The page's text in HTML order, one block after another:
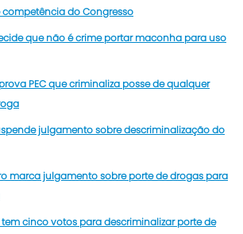
do Congresso
que não é crime portar maconha para uso
PEC que criminaliza posse de qualquer
julgamento sobre descriminalização do
marca julgamento sobre porte de drogas para
tem cinco votos para descriminalizar porte de